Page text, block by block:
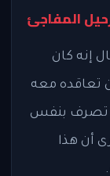
المفاجئ
إنه كان
تعاقده معه
تصرف بنفس
أن هذا